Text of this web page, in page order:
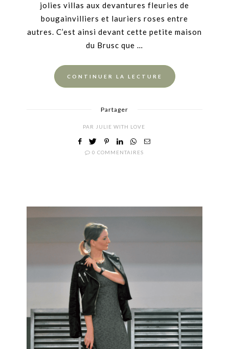
jolies villas aux devantures fleuries de
bougainvilliers et lauriers roses entre
autres. C’est ainsi devant cette petite maison
du Brusc que …
CONTINUER LA LECTURE
Partager
PAR JULIE WITH LOVE
0 COMMENTAIRES